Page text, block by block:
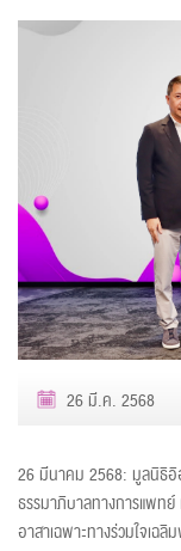
26 มี.ค. 2568
26 มีนาคม 2568: มูลนิธิอิ
ธรรมาภิบาลทางการแพท
อาสาเฉพาะทางร่วมใจเฉ